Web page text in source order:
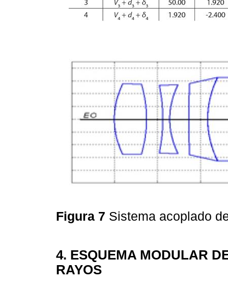
Figura 7 Sistema acoplado
4. ESQUEMA MODULAR
RAYOS